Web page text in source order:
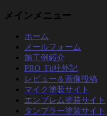
メインメニュー
ホーム
メールフォーム
施工例紹介
PRO_Fit社外記
レビュー＆画像投稿
マイク塗装サイト
エンブレム塗装サイト
タンブラー塗装サイト